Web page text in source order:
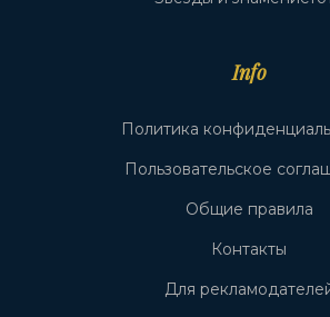
Info
Политика
Пользовательское
Общие правила
Контакты
Для